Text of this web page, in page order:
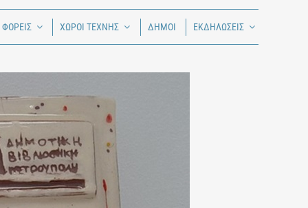
ΦΟΡΕΙΣ ΧΩΡΟΙ ΤΕΧΝΗΣ ΔΗΜΟΙ ΕΚΔΗΛΩΣΕΙΣ